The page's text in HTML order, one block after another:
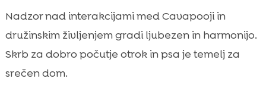
Nadzor nad interakcijami med Cavapooji in
družinskim življenjem gradi ljubezen in harmonijo.
Skrb za dobro počutje otrok in psa je temelj za
srečen dom.